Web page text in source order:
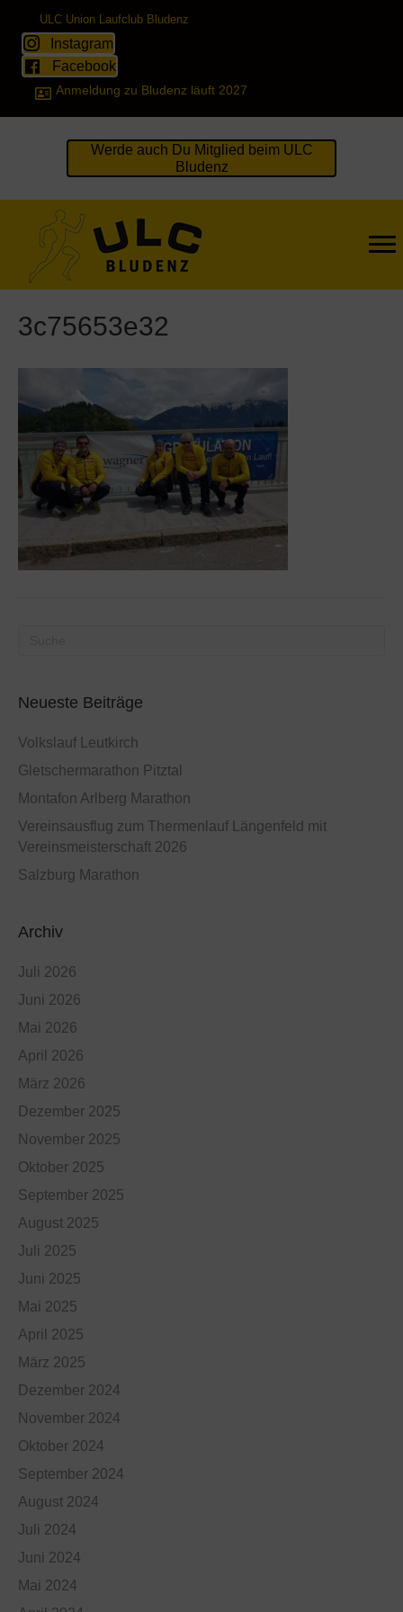
ULC Union Laufclub Bludenz
Instagram
Facebook
Anmeldung zu Bludenz läuft 2027
Werde auch Du Mitglied beim ULC
Bludenz
3c75653e32
Neueste Beiträge
Volkslauf Leutkirch
Gletschermarathon Pitztal
Montafon Arlberg Marathon
Vereinsausflug zum Thermenlauf Längenfeld mit
Vereinsmeisterschaft 2026
Salzburg Marathon
Archiv
Juli 2026
Juni 2026
Mai 2026
April 2026
März 2026
Dezember 2025
November 2025
Oktober 2025
September 2025
August 2025
Juli 2025
Juni 2025
Mai 2025
April 2025
März 2025
Dezember 2024
November 2024
Oktober 2024
September 2024
August 2024
Juli 2024
Juni 2024
Mai 2024